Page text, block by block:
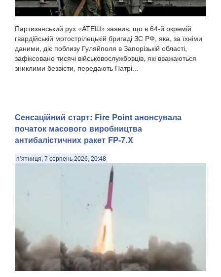
Партизанський рух «АТЕШ» заявив, що в 64-й окремій
гвардійській мотострілецькій бригаді ЗС РФ, яка, за їхніми
даними, діє поблизу Гуляйполя в Запорізькій області,
зафіксовано тисячі військовослужбовців, які вважаються
зниклими безвісти, передають Патрі...
Сенсаційний старт: Fire Point анонсувала
початок масового виробництва
антибалістичних ракет FP-7.X
п’ятниця, 7 серпень 2026, 20:48